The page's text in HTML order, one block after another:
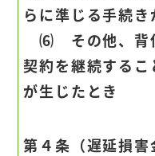
らに準じる手続
⑹ その他、背
契約を継続する
が生じたとき
第４条（遅延損害